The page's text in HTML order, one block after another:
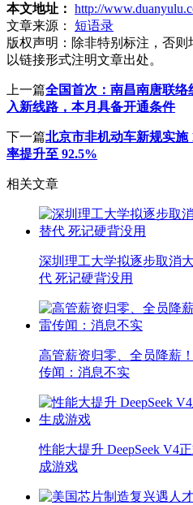
本文地址： http://
文章来源：
短语录
版权声明： 除非特别标注，否
以链接形式注明文章出处。
上一篇全国首次：南昌南唐联
入新线路，本月具备开通条件
下一篇北京市非机动车新规实施
率提升至 92.5%
相关文章
深圳理工大学拟逐步取消
代 死记硬背没用
高管薪资归零、全员降薪
传闻：消息不实
性能大提升 DeepSeek V4
成游戏